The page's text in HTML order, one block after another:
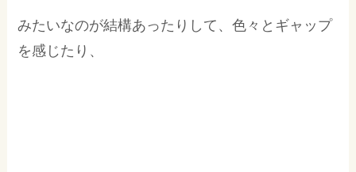
みたいなのが結構あったりして、色々とギャップ
を感じたり、